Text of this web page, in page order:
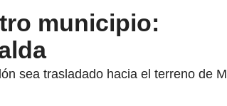
municipio:
sea trasladado hacia el terreno de